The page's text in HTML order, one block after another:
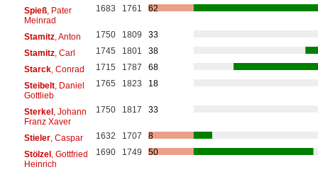
Spieß, Pater
Meinrad
1683 1761 62
Stamitz, Anton 1750 1809
33
Stamitz, Carl 1745 1801
38
Starck, Conrad 1715 1787
68
Steibelt, Daniel
Gottlieb
1765 1823 18
Sterkel, Johann
Franz Xaver
1750 1817 33
Stieler, Caspar 1632 1707
8
Stölzel, Gottfried
Heinrich
1690 1749 50